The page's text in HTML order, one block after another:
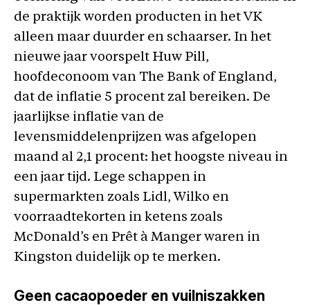
de praktijk worden producten in het VK
alleen maar duurder en schaarser. In het
nieuwe jaar voorspelt Huw Pill,
hoofdeconoom van The Bank of England,
dat de inflatie 5 procent zal bereiken. De
jaarlijkse inflatie van de
levensmiddelenprijzen was afgelopen
maand al 2,1 procent: het hoogste niveau in
een jaar tijd. Lege schappen in
supermarkten zoals Lidl, Wilko en
voorraadtekorten in ketens zoals
McDonald’s en Prêt à Manger waren in
Kingston duidelijk op te merken.
Geen cacaopoeder en vuilniszakken